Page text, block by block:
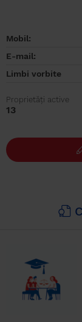
Mobil:
E-mail:
Limbi vorbite
Proprietăți active
13